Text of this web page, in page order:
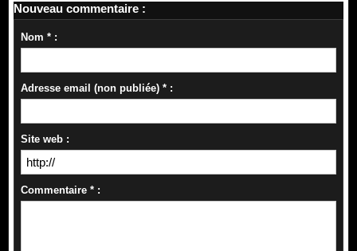
Nouveau commentaire :
Nom * :
Adresse email (non publiée) * :
Site web :
Commentaire * :